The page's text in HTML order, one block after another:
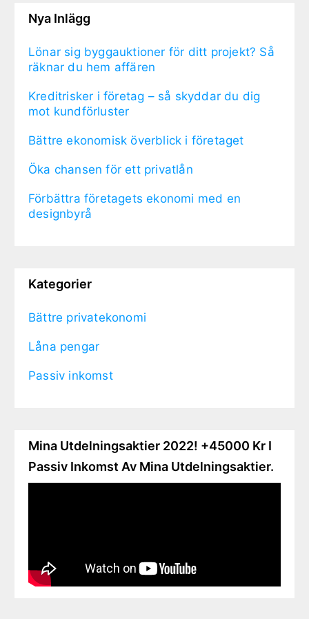
Nya Inlägg
Lönar sig byggauktioner för ditt projekt? Så
räknar du hem affären
Kreditrisker i företag – så skyddar du dig
mot kundförluster
Bättre ekonomisk överblick i företaget
Öka chansen för ett privatlån
Förbättra företagets ekonomi med en
designbyrå
Kategorier
Bättre privatekonomi
Låna pengar
Passiv inkomst
Mina Utdelningsaktier 2022! +45000 Kr I
Passiv Inkomst Av Mina Utdelningsaktier.